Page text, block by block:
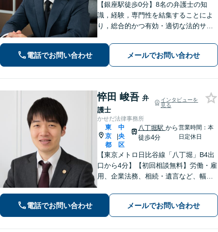
【銀座駅徒歩0分】8名の弁護士の知
識，経験，専門性を結集することによ
り，総合的かつ有効・適切な法的サー
可能】依頼者一人一人に対して、丁寧
な対応をさせて頂いております。【分
割／後払い対応】
電話でお問い合わせ メールでお問い合わせ
悴田 峻吾 弁
護士
インタビューを
見る
かせだ法律事務所
東
京
都
|
中
央
区
八丁堀駅 から
徒歩4分
営業時間：本
日定休日
【東京メトロ日比谷線「八丁堀」B4出
口から4分】【初回相談無料】労働・雇
用、企業法務、相続・遺言など、幅広
いる方の力になりたいと思い、弁護士
になりました。お気軽にご相談くださ
い。【電話相談可】【休日面談可】
電話でお問い合わせ メールでお問い合わせ